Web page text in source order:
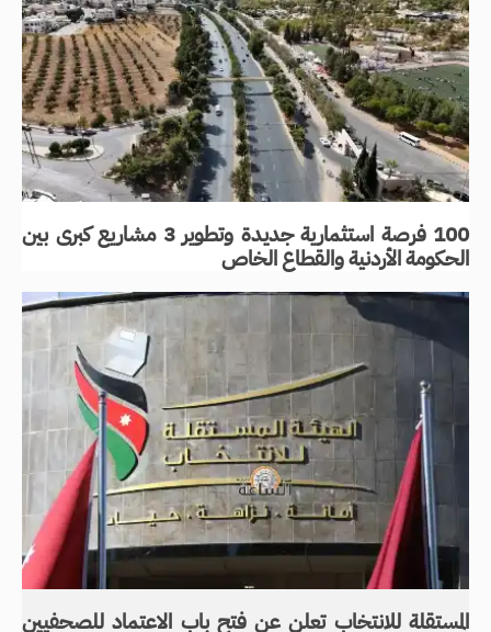
100 فرصة استثمارية جديدة وتطوير 3 مشاريع كبرى بين
الحكومة الأردنية والقطاع الخاص
المستقلة للانتخاب تعلن عن فتح باب الاعتماد للصحفيين